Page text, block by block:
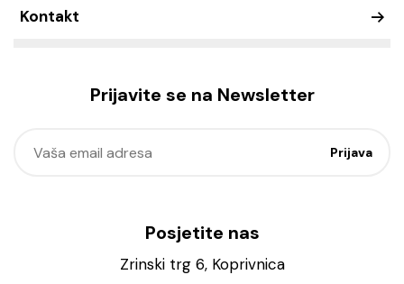
Kontakt
Prijavite se na Newsletter
Posjetite nas
Zrinski trg 6, Koprivnica